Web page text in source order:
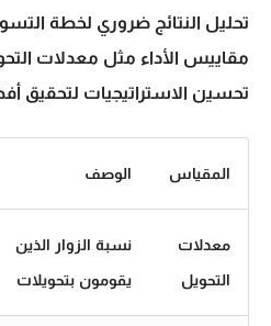
تحليل النتائج ضروري لخطة
مقاييس الأداء مثل معدلات
تحسين الاستراتيجيات لتحقيق
المقياس الوصف
معدلات
التحويل
نسبة الزوار الذين
يقومون بتحويلات